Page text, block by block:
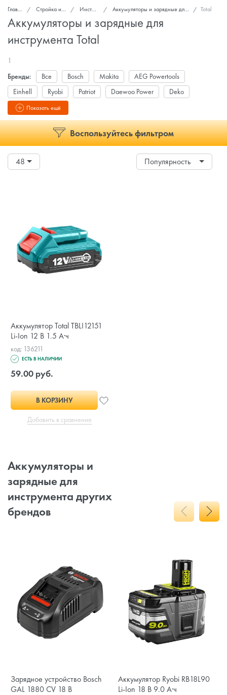
Главная Стройка и ремонт Инструмент Аккумуляторы и зарядные для инструмента Total
Аккумуляторы и зарядные для
инструмента Total
1
Бренды:
Все Bosch Makita
AEG Powertools
Einhell
Ryobi Patriot Daewoo Power
Deko
Total
DYLLU
Показать ещё
Воспользуйтесь фильтром
48 Популярность
Аккумулятор Total TBLI12151
Li-Ion 12 В 1.5 A·ч
код: 136211
ЕСТЬ В НАЛИЧИИ
59.00 руб.
В КОРЗИНУ
Добавить в сравнение
Аккумуляторы и
зарядные для
инструмента других
брендов
Зарядное устройство Bosch
GAL 1880 CV 18 В
Аккумулятор Ryobi RB18L90
Li-Ion 18 В 9.0 А·ч